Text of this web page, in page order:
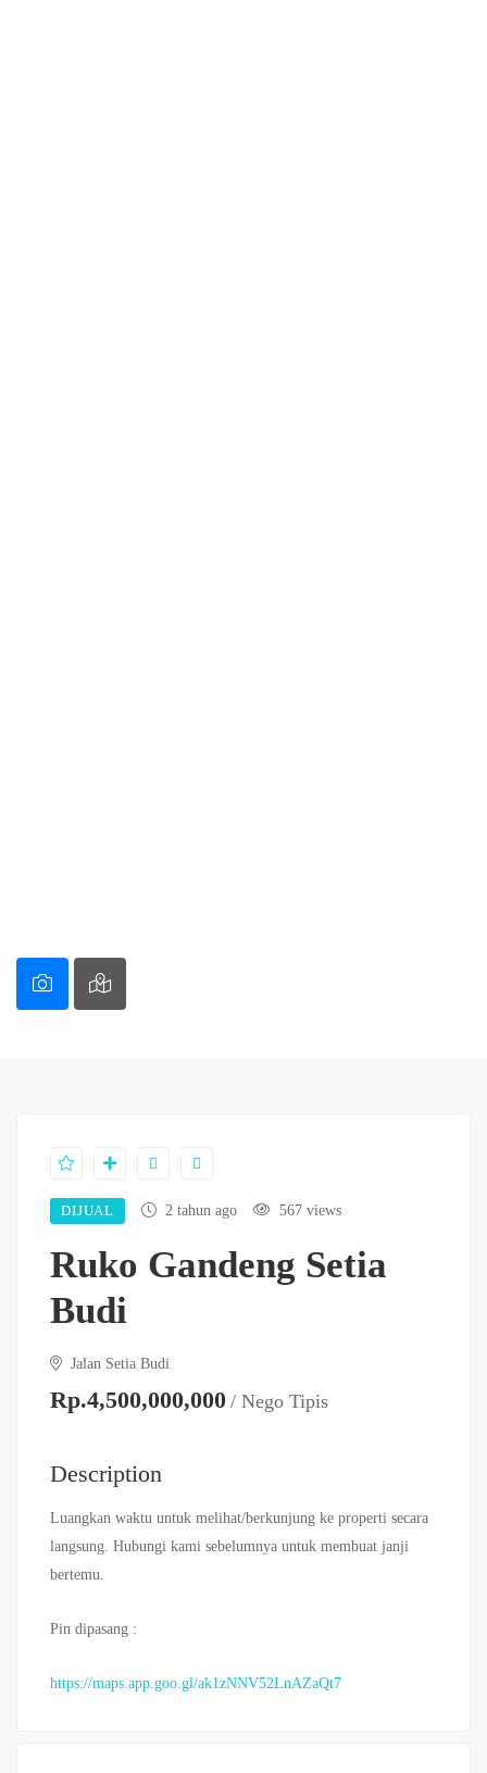
DIJUAL 2 tahun ago 567 views
Ruko Gandeng Setia
Budi
Jalan Setia Budi
Rp.4,500,000,000 / Nego Tipis
Description
Luangkan waktu untuk melihat/berkunjung ke properti secara
langsung. Hubungi kami sebelumnya untuk membuat janji
bertemu.
Pin dipasang :
https://maps.app.goo.gl/ak1zNNV52LnAZaQt7